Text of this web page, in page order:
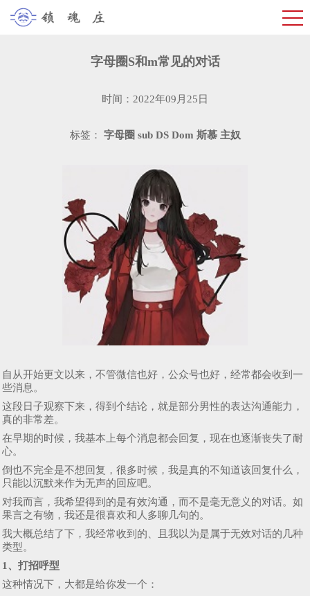
​字母圈S和m常见的对话
时间：2022年09月25日
标签： 字母圈 sub DS Dom 斯慕 主奴
自从开始更文以来，不管微信也好，公众号也好，经常都会收到一
些消息。
这段日子观察下来，得到个结论，就是部分男性的表达沟通能力，
真的非常差。
在早期的时候，我基本上每个消息都会回复，现在也逐渐丧失了耐
心。
倒也不完全是不想回复，很多时候，我是真的不知道该回复什么，
只能以沉默来作为无声的回应吧。
对我而言，我希望得到的是有效沟通，而不是毫无意义的对话。如
果言之有物，我还是很喜欢和人多聊几句的。
我大概总结了下，我经常收到的、且我以为是属于无效对话的几种
类型。
1、打招呼型
这种情况下，大都是给你发一个：